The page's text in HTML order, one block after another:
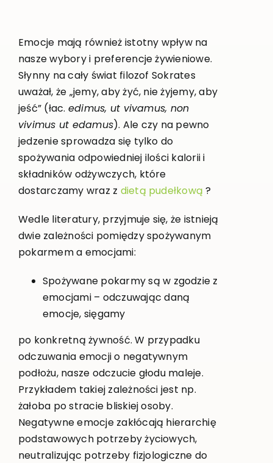
Emocje mają również istotny wpływ na
nasze wybory i preferencje żywieniowe.
Słynny na cały świat filozof Sokrates
uważał, że „jemy, aby żyć, nie żyjemy, aby
jeść” (łac. edimus, ut vivamus, non
vivimus ut edamus). Ale czy na pewno
jedzenie sprowadza się tylko do
spożywania odpowiedniej ilości kalorii i
składników odżywczych, które
dostarczamy wraz z dietą pudełkową ?
Wedle literatury, przyjmuje się, że istnieją
dwie zależności pomiędzy spożywanym
pokarmem a emocjami:
Spożywane pokarmy są w zgodzie z
emocjami – odczuwając daną
emocje, sięgamy
po konkretną żywność. W przypadku
odczuwania emocji o negatywnym
podłożu, nasze odczucie głodu maleje.
Przykładem takiej zależności jest np.
żałoba po stracie bliskiej osoby.
Negatywne emocje zakłócają hierarchię
podstawowych potrzeby życiowych,
neutralizując potrzeby fizjologiczne do